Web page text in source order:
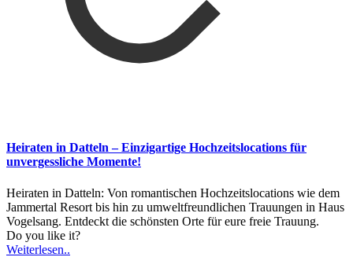
Heiraten in Datteln – Einzigartige Hochzeitslocations für
unvergessliche Momente!
Heiraten in Datteln: Von romantischen Hochzeitslocations wie dem
Jammertal Resort bis hin zu umweltfreundlichen Trauungen in Haus
Vogelsang. Entdeckt die schönsten Orte für eure freie Trauung.
Do you like it?
Weiterlesen..